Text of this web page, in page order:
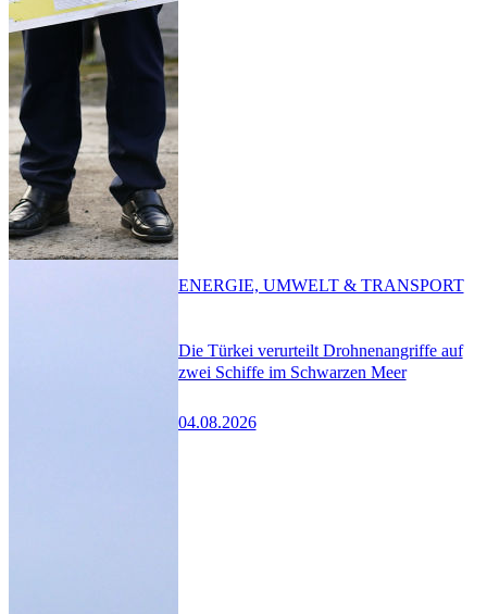
Die Türkei verurteilt Drohnenangriffe auf
zwei Schiffe im Schwarzen Meer
04.08.2026
ENERGIE, UMWELT & TRANSPORT